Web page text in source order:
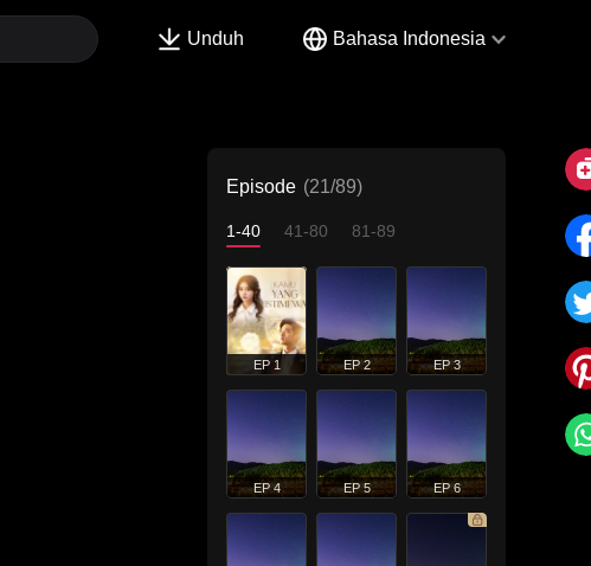
Unduh Bahasa Indonesia
Episode (21/89)
1-40 41-80 81-89
EP 1 EP 2 EP 3
EP 4 EP 5 EP 6